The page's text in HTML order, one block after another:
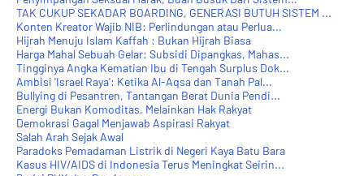
TAK CUKUP SEKADAR BOARDING, GENERASI BUTUH SISTEM ...
Konten Kreator Wajib NIB: Perlindungan atau Perlua...
Hijrah Menuju Islam Kaffah : Bukan Hijrah Biasa
Harga Mahal Sebuah Gelar: Subsidi Dipangkas, Mahas...
Tingginya Angka Kematian Ibu di Tengah Surplus Dok...
Ambisi 'Israel Raya': Ketika Al-Aqsa dan Tanah Pal...
Bullying di Pesantren, Tantangan Berat Dunia Pendi...
Energi Bukan Komoditas, Melainkan Hak Rakyat
Demokrasi Gagal Menjawab Aspirasi Rakyat
Salah Arah Sejak Awal
Paradoks Pemadaman Listrik di Negeri Kaya Batu Bara
Kasus HIV/AIDS di Indonesia Terus Meningkat Seirin...